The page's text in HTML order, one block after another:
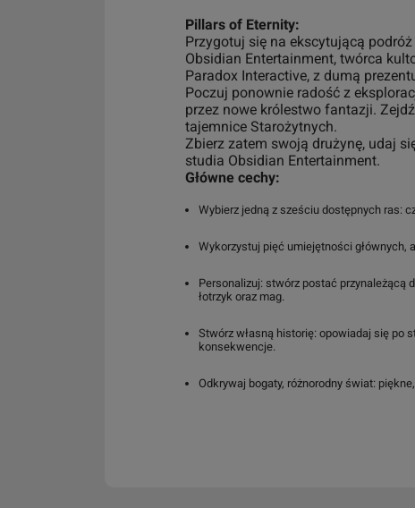
Pillars of Eternity:
Przygotuj się na ekscytującą
Obsidian Entertainment, twórca
Paradox Interactive, z dumą
Poczuj ponownie radość z
przez nowe królestwo fantazji.
tajemnice Starożytnych.
Zbierz zatem swoją drużynę, udaj
studia Obsidian Entertainment.
Główne cechy:
Wybierz jedną z sześciu dostępnych ras:
Wykorzystuj pięć umiejętności głównych,
Personalizuj: stwórz postać przynależącą
łotrzyk oraz mag.
Stwórz własną historię: opowiadaj się po
konsekwencje.
Odkrywaj bogaty, różnorodny świat: